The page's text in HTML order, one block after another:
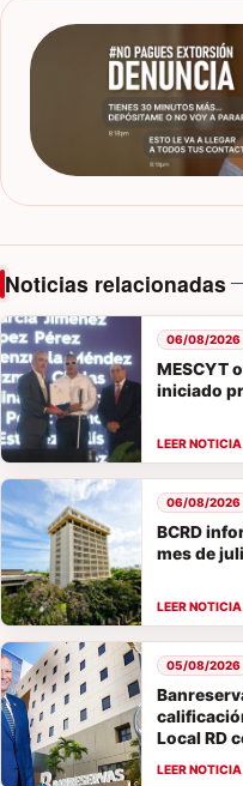
Noticias relacionadas
MESCYT
iniciado
06/08/2026
BCRD
mes de
06/08/2026
Local RD
05/08/2026